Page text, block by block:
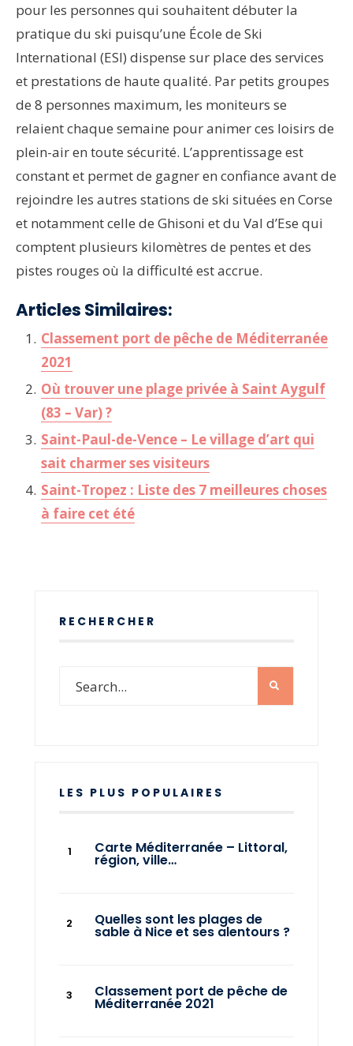
pour les personnes qui souhaitent débuter la
pratique du ski puisqu’une École de Ski
International (ESI) dispense sur place des services
et prestations de haute qualité. Par petits groupes
de 8 personnes maximum, les moniteurs se
relaient chaque semaine pour animer ces loisirs de
plein-air en toute sécurité. L’apprentissage est
constant et permet de gagner en confiance avant de
rejoindre les autres stations de ski situées en Corse
et notamment celle de Ghisoni et du Val d’Ese qui
comptent plusieurs kilomètres de pentes et des
pistes rouges où la difficulté est accrue.
Articles Similaires:
Classement port de pêche de Méditerranée
2021
Où trouver une plage privée à Saint Aygulf
(83 – Var) ?
Saint-Paul-de-Vence – Le village d’art qui
sait charmer ses visiteurs
Saint-Tropez : Liste des 7 meilleures choses
à faire cet été
RECHERCHER
LES PLUS POPULAIRES
Carte Méditerranée – Littoral,
région, ville…
Quelles sont les plages de
sable à Nice et ses alentours ?
Classement port de pêche de
Méditerranée 2021